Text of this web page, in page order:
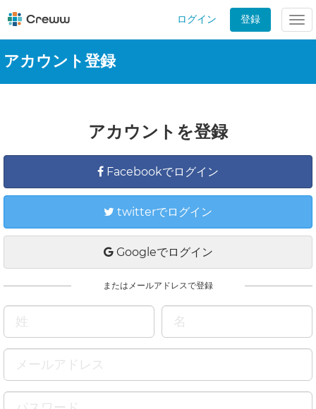
ログイン 登録
アカウント登録
アカウントを登録
Facebookでログイン
twitterでログイン
Googleでログイン
またはメールアドレスで登録